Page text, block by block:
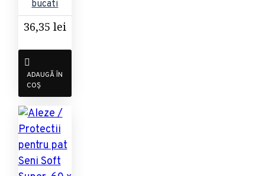
bucati
36,35 lei
ADAUGĂ ÎN
COȘ